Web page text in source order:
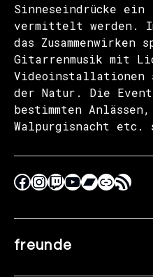
Sinneseindrücke
vermittelt werden.
das Zusammenwirken
Gitarrenmusik mit
Videoinstallationen
der Natur. Die
bestimmten
Walpurgisnacht
freunde